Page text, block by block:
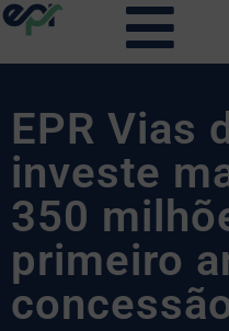
EPR Vias
investe
350
primeiro